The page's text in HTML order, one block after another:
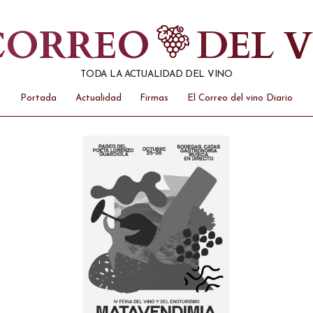
DEL
TODA LA ACTUALIDAD DEL VINO
Portada Actualidad Firmas El Correo del vino Diario